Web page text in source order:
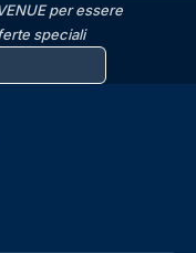
per essere
speciali